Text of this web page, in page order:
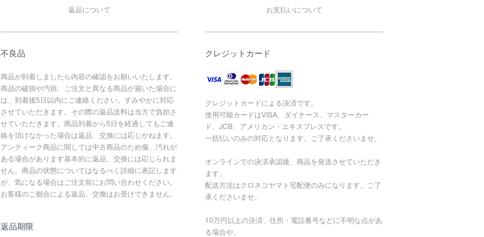
返品について
不良品
商品が到着しましたら内容の確認をお願いいたします。
商品の破損や汚損、ご注文と異なる商品が届いた場合に
は、到着後5日以内にご連絡ください。すみやかに対応
させていただきます。その際の返品送料は当方で負担さ
せていただきます。商品到着から5日を経過してもご連
絡を頂けなかった場合は返品、交換には応じかねます。
アンティーク商品に関しては中古商品のため傷、汚れが
ある場合があります基本的に返品、交換には応じられま
せん。商品の状態についてはなるべく詳細に表記します
が、気になる場合はご注文前にお問い合わせください。
お客様のご都合による返品、交換はお受けできません。
返品期限
お支払いについて
クレジットカード
クレジットカードによる決済です。
使用可能カードはVISA、ダイナース、マスターカー
ド、JCB、アメリカン・エキスプレスです。
一括払いのみの対応となります。ご了承くださいませ。
オンラインでの決済承認後、商品を発送させていただき
ます。
配送方法はクロネコヤマト宅配便のみになります。ご了
承くださいませ。
10万円以上の決済、住所・電話番号などに不明な点があ
る場合や、